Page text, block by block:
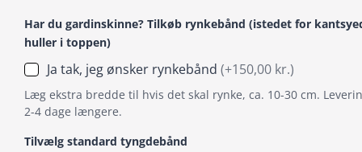
Har du gardinskinne? Tilkøb rynkebånd (istedet for
huller i toppen)
Ja tak, jeg ønsker rynkebånd (+150,00 kr.)
Læg ekstra bredde til hvis det skal rynke, ca. 10-30 cm.
2-4 dage længere.
Tilvælg standard tyngdebånd